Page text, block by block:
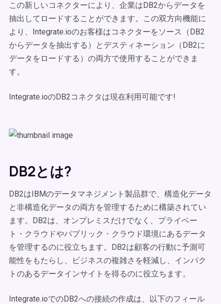
この新しいコネクターにより、企業はDB2からデータを
抽出してロードすることができます。この双方向機能に
より、Integrate.ioのお客様はコネクターをソース（DB2
からデータを抽出する）とデスティネーション（DB2に
データをロードする）の両方で使用することができま
す。
Integrate.ioのDB2コネクタは現在利用可能です!
DB2とは?
DB2はIBMのデータマネジメント製品群で、構造化データ
と非構造化データの両方を管理するために構築されてい
ます。DB2は、オンプレミスだけでなく、プライベー
ト・クラウドやパブリック・クラウド環境にあるデータ
を管理するのに役立ちます。DB2は顧客の行動に予測可
能性をもたらし、ビジネスの複雑さを軽減し、インパク
トのあるデータインサイトを得るのに役立ちます。
Integrate.ioでのDB2への接続の作成は、以下のフィール